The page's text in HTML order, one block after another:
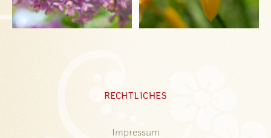
RECHTLICHES
Impressum